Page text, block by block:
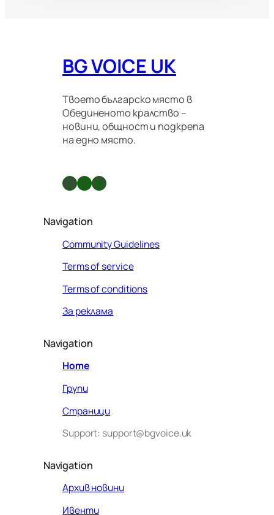
BG VOICE UK
Твоето българско място в
Обединеното кралство –
новини, общност и подкрепа
на едно място.
Facebook X GitHub
Navigation
Community Guidelines
Terms of service
Terms of conditions
За реклама
Navigation
Home
Групи
Страници
Support: support@bgvoice.uk
Navigation
Архив новини
Ивенти